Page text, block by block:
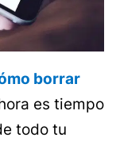
borrar
es tiempo
todo tu